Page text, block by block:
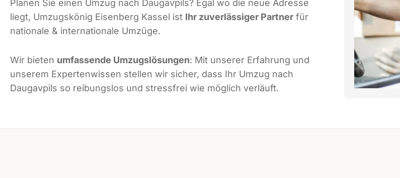
Planen Sie einen Umzug nach Daugavpils? Egal wo die neue Adresse
liegt, Umzugskönig Eisenberg Kassel ist Ihr zuverlässiger Partner für
nationale & internationale Umzüge.
Wir bieten umfassende Umzugslösungen: Mit unserer Erfahrung und
unserem Expertenwissen stellen wir sicher, dass Ihr Umzug nach
Daugavpils so reibungslos und stressfrei wie möglich verläuft.